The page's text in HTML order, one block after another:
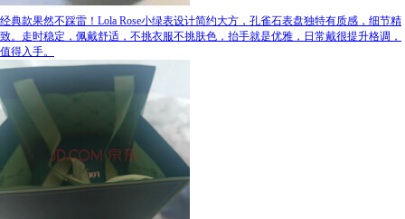
经典款果然不踩雷！Lola Rose小绿表设计简约大方，孔雀石表盘独特有质感，细节精
致。走时稳定，佩戴舒适，不挑衣服不挑肤色，抬手就是优雅，日常戴很提升格调，
值得入手。